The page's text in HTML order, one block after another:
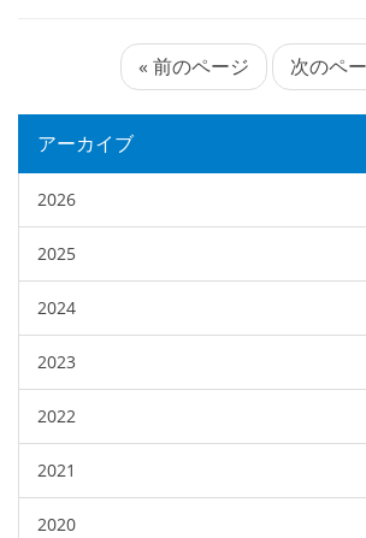
« 前のページ 次のペ
アーカイブ
2026
2025
2024
2023
2022
2021
2020